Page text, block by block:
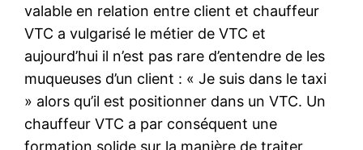
valable en relation entre client et chauffeur
VTC a vulgarisé le métier de VTC et
aujourd’hui il n’est pas rare d’entendre de les
muqueuses d’un client : « Je suis dans le taxi
» alors qu’il est positionner dans un VTC. Un
chauffeur VTC a par conséquent une
formation solide sur la manière de traiter